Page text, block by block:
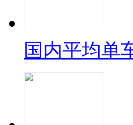
国内平均单